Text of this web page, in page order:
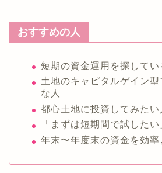
おすすめの人
短期の資金運用を探してい
土地のキャピタルゲイン型
な人
都心土地に投資してみたい
「まずは短期間で試したい
年末〜年度末の資金を効率